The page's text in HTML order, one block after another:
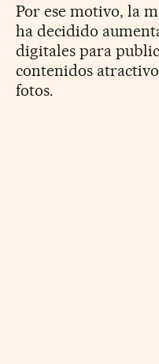
Por ese motivo, la
ha decidido
digitales para
contenidos
fotos.